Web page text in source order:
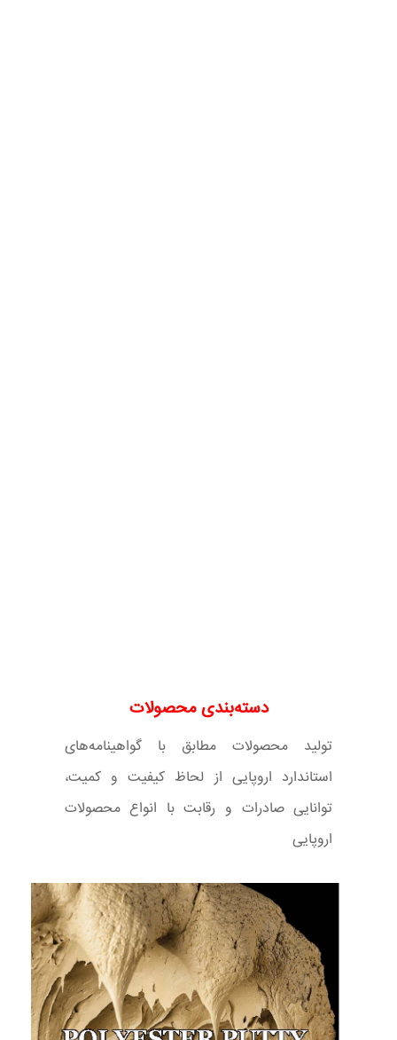
دسته‌بندی محصولات
تولید محصولات مطابق با گواهینامه‌های
استاندارد اروپایی از لحاظ کیفیت و کمیت،
توانایی صادرات و رقابت با انواع محصولات
اروپایی